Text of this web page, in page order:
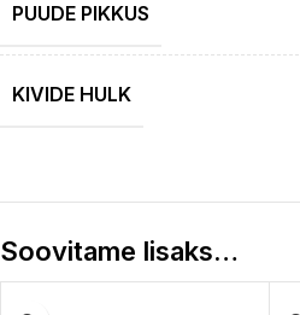
PUUDE PIKKUS
KIVIDE HULK
Soovitame lisaks…